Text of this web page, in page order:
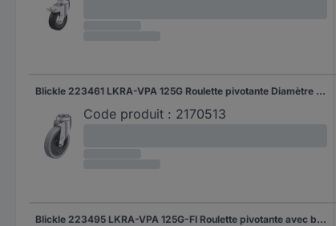
Blickle 223461 LKRA-VPA 125G Roulette pivotante Diamètre de la roue: 125 mm Capacité de charge (max.): 100 kg 1 pc(s)
Code produit : 2170513
Blickle 223495 LKRA-VPA 125G-FI Roulette pivotante avec blocage Diamètre de la roue: 125 mm Capacité de charge (max.): 100 kg 1 pc(s)